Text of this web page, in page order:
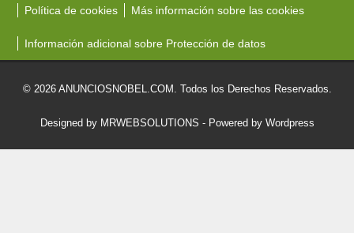
Política de cookies Más información sobre las cookies
Información adicional sobre Protección de datos
© 2026 ANUNCIOSNOBEL.COM. Todos los Derechos Reservados.
Designed by MRWEBSOLUTIONS - Powered by Wordpress